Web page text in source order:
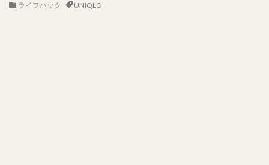
ライフハック UNIQLO